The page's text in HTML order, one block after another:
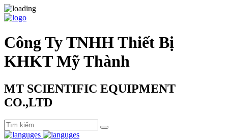
Công Ty TNHH Thiết Bị
KHKT Mỹ Thành
MT SCIENTIFIC EQUIPMENT
CO.,LTD